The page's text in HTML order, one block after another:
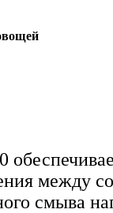
между
смыва